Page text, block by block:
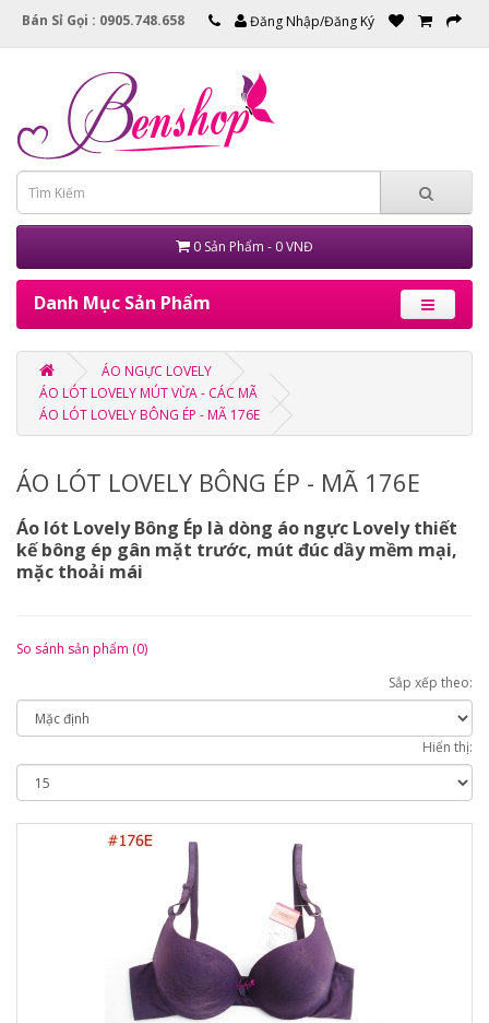
Bán Sỉ Gọi : 0905.748.658 Đăng Nhập/Đăng Ký
0 Sản Phẩm - 0 VNĐ
Danh Mục Sản Phẩm
ÁO NGỰC LOVELY
ÁO LÓT LOVELY MÚT VỪA - CÁC MÃ
ÁO LÓT LOVELY BÔNG ÉP - MÃ 176E
ÁO LÓT LOVELY BÔNG ÉP - MÃ 176E
Áo lót Lovely Bông Ép là dòng áo ngực Lovely thiết
kế bông ép gân mặt trước, mút đúc dầy mềm mại,
mặc thoải mái
So sánh sản phẩm (0)
Sắp xếp theo:
Hiển thị: